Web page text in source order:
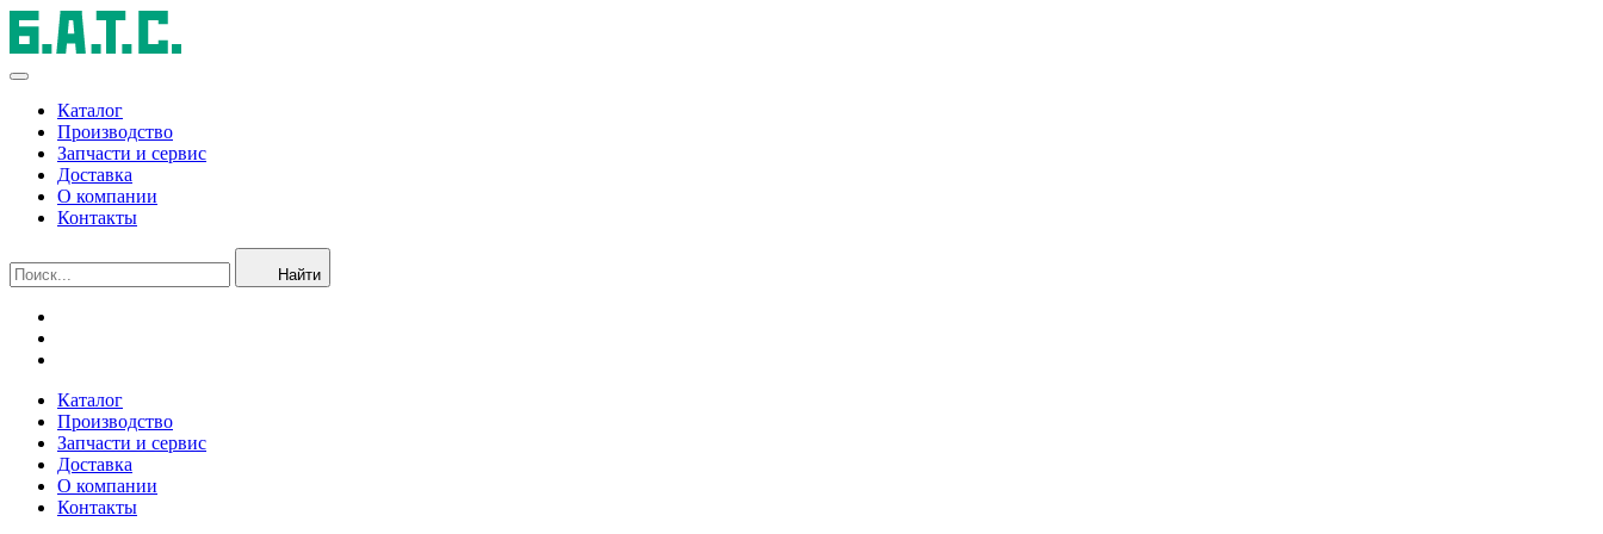
Каталог
Производство
Запчасти и сервис
Доставка
О компании
Контакты
Найти
Каталог
Производство
Запчасти и сервис
Доставка
О компании
Контакты